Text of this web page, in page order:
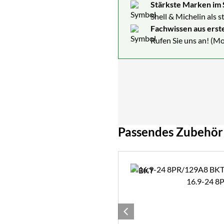
Stärkste Marken im
Shell & Michelin als
Fachwissen aus
Rufen Sie uns an!
Passendes Zubehör
Zubehör überspringen
16.9-24